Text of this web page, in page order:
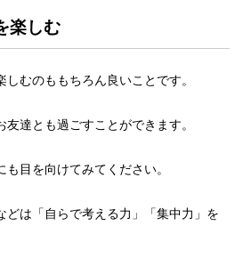
楽しむ
むのももちろん良いことです。
達とも過ごすことができます。
目を向けてみてください。
どは「自らで考える力」「集中力」を